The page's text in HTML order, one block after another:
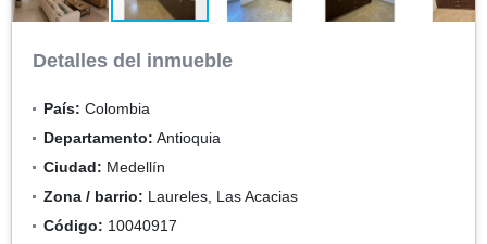
Detalles del inmueble
País: Colombia
Departamento: Antioquia
Ciudad: Medellín
Zona / barrio: Laureles, Las Acacias
Código: 10040917